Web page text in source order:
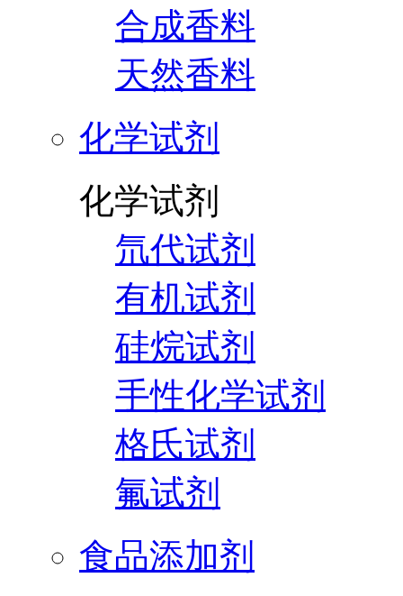
合成香料
天然香料
化学试剂
化学试剂
氘代试剂
有机试剂
硅烷试剂
手性化学试剂
格氏试剂
氟试剂
食品添加剂